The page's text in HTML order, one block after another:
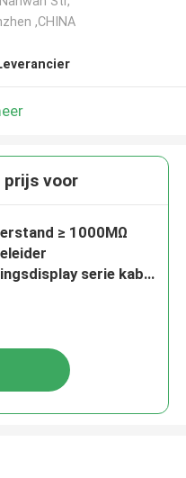
,CHINA
prijs voor
≥ 1000MΩ
serie kabel